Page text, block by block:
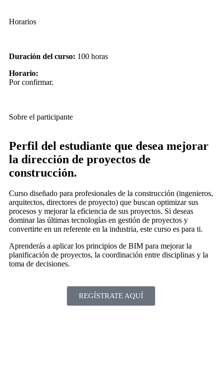
Módulo 3: Estándares BIM
Chile)
➡ Niveles de información
➡ Roles BIM
Módulo 4: Plan de ejecución BIM ( PEB)
➡ Ventajas del plan de ejecución BIM
➡ Desarrollo de un plan de ejecución BIM
Módulo 5: Trabajo colaborativo con BIM
➡ Principios del trabajo colaborativo.
➡ Entorno común de dato (CDE).
Módulo 6: Gestión de la inf ormación con BIM
➡ Interoperabilidad IFC.
➡Información BIM para el desarrollo de los proyectos.
➡Flujo de información y documentación.
➡Información AS BUILT BIM para la gestión en la etapa de
Módulo 7: BIM en las diferentes etapas del proyecto
➡ BIM en el diseño.
Módulo 8: Implementación BIM
Horarios
Duración del curso: 100 horas
Horario:
Por confirmar.
Sobre el participante
Perfil del estudiante que desea mejorar
la dirección de proyectos de
construcción.
Curso diseñado para profesionales de la construcción (ingenieros,
arquitectos, directores de proyecto) que buscan optimizar sus
procesos y mejorar la eficiencia de sus proyectos. Si deseas
dominar las últimas tecnologías en gestión de proyectos y
convertirte en un referente en la industria, este curso es para ti.
Aprenderás a aplicar los principios de BIM para mejorar la
planificación de proyectos, la coordinación entre disciplinas y la
toma de decisiones.
REGÍSTRATE AQUÍ